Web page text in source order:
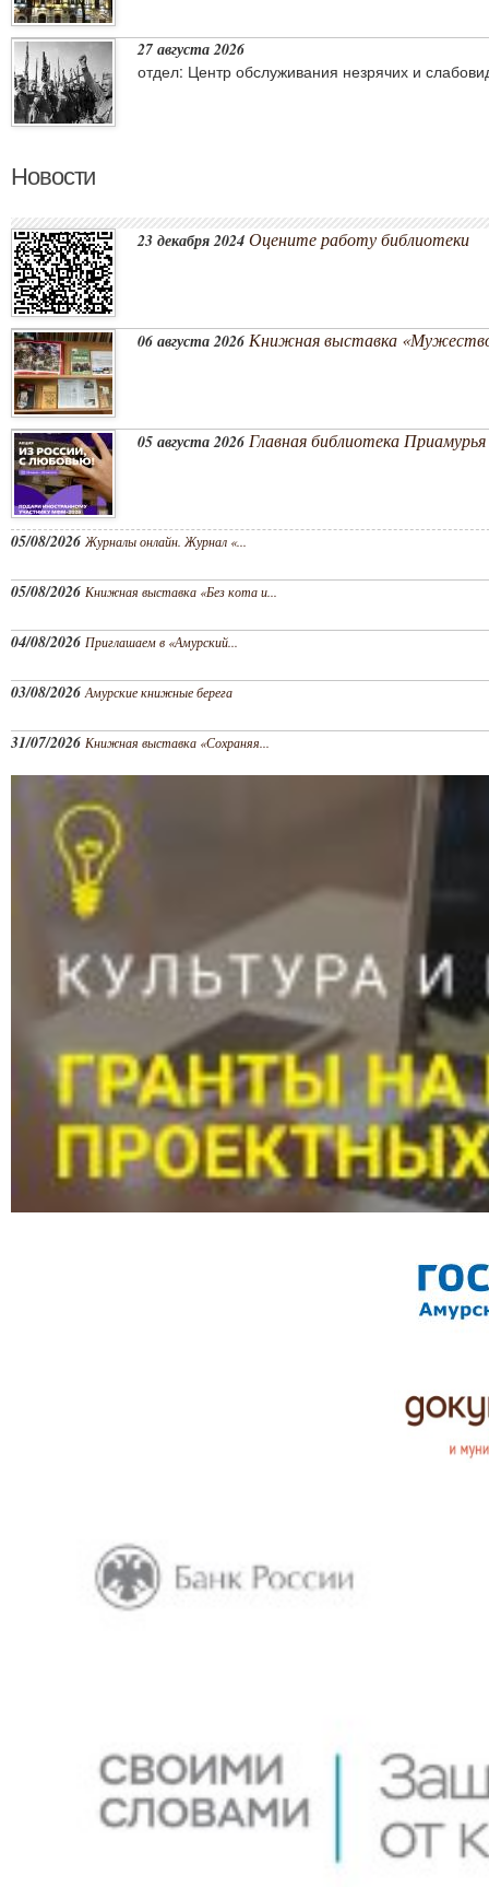
27 августа 2026
отдел: Центр обслуживания незрячих и
Новости
23 декабря 2024 Оцените работу библиотеки
06 августа 2026 Книжная выставка
05 августа 2026 Главная библиотека
05/08/2026Журналы онлайн. Журнал «...
05/08/2026 Книжная выставка «Без кота и...
04/08/2026 Приглашаем в «Амурский...
03/08/2026Амурские книжные берега
31/07/2026 Книжная выставка «Сохраняя...